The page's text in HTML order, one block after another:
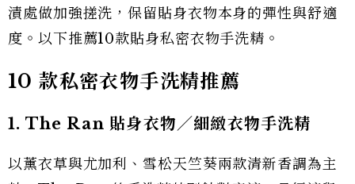
漬處做加強搓洗，保留貼身衣物本身的彈性與舒適
度。以下推薦10款貼身私密衣物手洗精。
10 款私密衣物手洗精推薦
1. The Ran 貼身衣物／細緻衣物手洗精
以薰衣草與尤加利、雪松天竺葵兩款清新香調為主